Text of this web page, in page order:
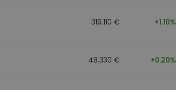
319.110 € +1.10%
48.330 € +0.20%